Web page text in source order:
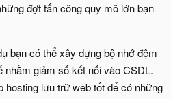
đợt tấn công quy mô lớn bạn
bạn có thể xây dựng bộ nhớ đệm
nhằm giảm số kết nối vào CSDL.
hosting lưu trữ web tốt để có những